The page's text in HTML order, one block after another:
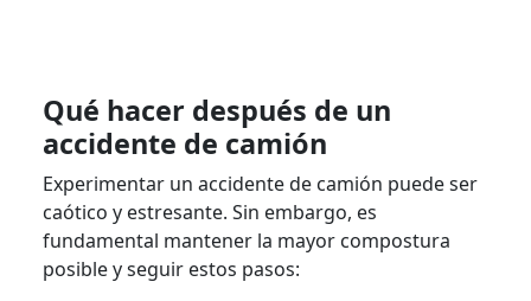
Qué hacer después de un
accidente de camión
Experimentar un accidente de camión puede ser
caótico y estresante. Sin embargo, es
fundamental mantener la mayor compostura
posible y seguir estos pasos: